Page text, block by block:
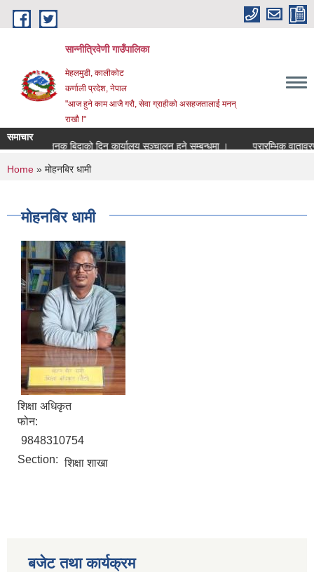
Skip to main content
सान्नीत्रिवेणी गाउँपालिका
मेहलमुडी, कालीकोट
कर्णाली प्रदेश, नेपाल
"आज हुने काम आजै गरौ, सेवा ग्राहीको असहजतालाई मनन्
राखौ !"
समाचार
सार्वजनुक बिदाको दिन कार्यालय सञ्चालन हुने सम्बन्धमा ।
प्रारम्भिक
You are here
Home » मोहनबिर धामी
मोहनबिर धामी
शिक्षा अधिकृत
फोन:
9848310754
Section: शिक्षा शाखा
बजेट तथा कार्यक्रम